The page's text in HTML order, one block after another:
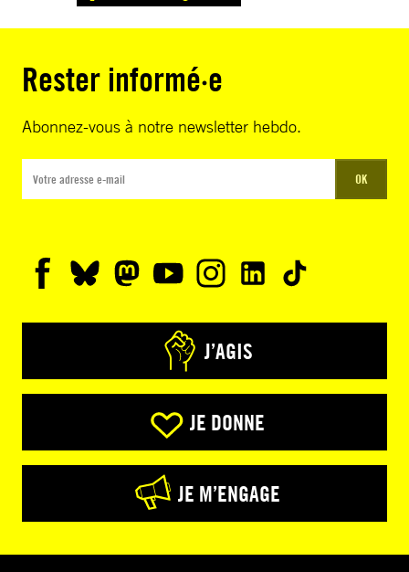
Rester informé·e
Abonnez-vous à notre newsletter hebdo.
OK
J’AGIS
JE DONNE
JE M’ENGAGE